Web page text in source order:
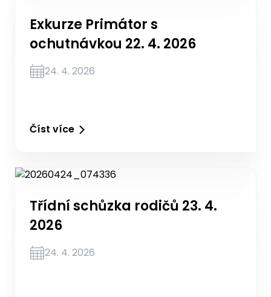
Exkurze Primátor s
ochutnávkou 22. 4. 2026
24. 4. 2026
Číst více
Třídní schůzka rodičů 23. 4.
2026
24. 4. 2026